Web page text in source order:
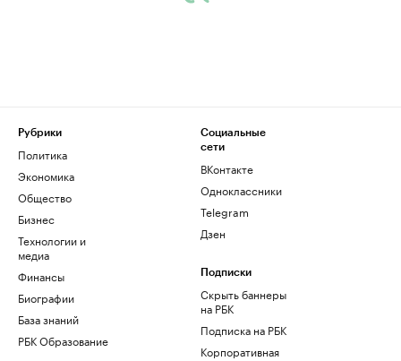
Рубрики
Политика
Экономика
Общество
Бизнес
Технологии и
медиа
Финансы
Биографии
База знаний
РБК Образование
Социальные
сети
ВКонтакте
Одноклассники
Telegram
Дзен
Подписки
Скрыть баннеры
на РБК
Подписка на РБК
Корпоративная